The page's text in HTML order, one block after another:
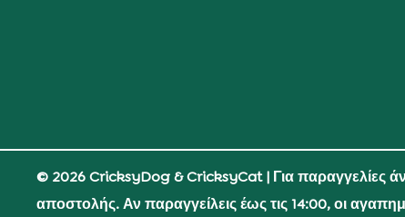
© 2026 CricksyDog & CricksyCat| Για παραγγελίες
αποστολής. Αν παραγγείλεις έως τις 14:00, οι